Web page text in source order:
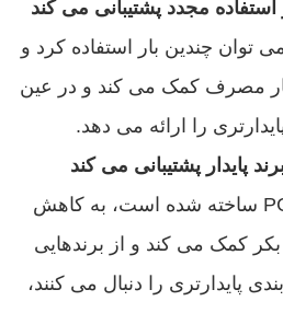
توان چندین بار استفاده کرد و
مصرف کمک می کند و در عین
را ارائه می دهد.
این بطری که با مواد PCR ساخته شده است، به کاهش
بکر کمک می کند و از برندهایی
پایدارتری را دنبال می کنند،